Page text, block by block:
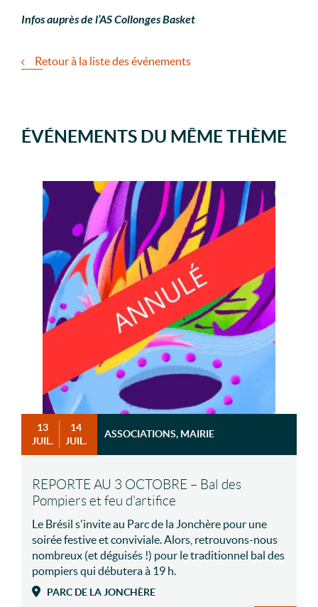
Infos auprès de l’AS Collonges Basket
Retour à la liste des événements
ÉVÉNEMENTS DU MÊME THÈME
13
JUIL.
14
JUIL.
ASSOCIATIONS, MAIRIE
REPORTE AU 3 OCTOBRE – Bal des
Pompiers et feu d’artifice
Le Brésil s'invite au Parc de la Jonchère pour une
soirée festive et conviviale. Alors, retrouvons-nous
nombreux (et déguisés !) pour le traditionnel bal des
pompiers qui débutera à 19 h.
PARC DE LA JONCHÈRE